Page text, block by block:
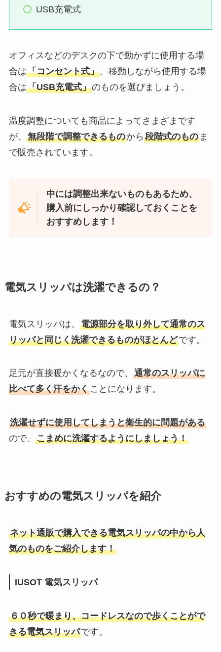
USB充電式
オフィスなどのデスクの下で動かずに使用する場
合は「コンセント式」、移動しながら使用する場
合は「USB充電式」のものを選びましょう。
温度調整についても商品によってさまざまです
が、 無段階で調整できるものから 段階式のものま
で販売されています。
中には調整出来ないものもあるため、
購入前にしっかり確認しておくことを
おすすめします！
電気スリッパは洗濯できるの？
電気スリッパは、 電源部分を取り外して通常のス
リッパと同じく洗濯できるものがほとんどです。
足元が直接暖かくなるなので、 通常のスリッパに
比べて多く汗をかくことになります。
洗濯せずに使用してしまうと衛生的に問題がある
ので、 こまめに洗濯するようにしましょう！
おすすめの電気スリッパを紹介
ネット通販で購入できる電気スリッパの中から人
気のものをご紹介します！
IUSOT 電気スリッパ
６０秒で暖まり、コードレスなので歩くことがで
きる電気スリッパです。